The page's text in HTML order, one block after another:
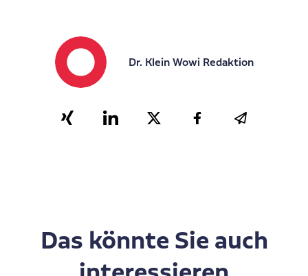
Dr. Klein Wowi Redaktion
Das könnte Sie auch